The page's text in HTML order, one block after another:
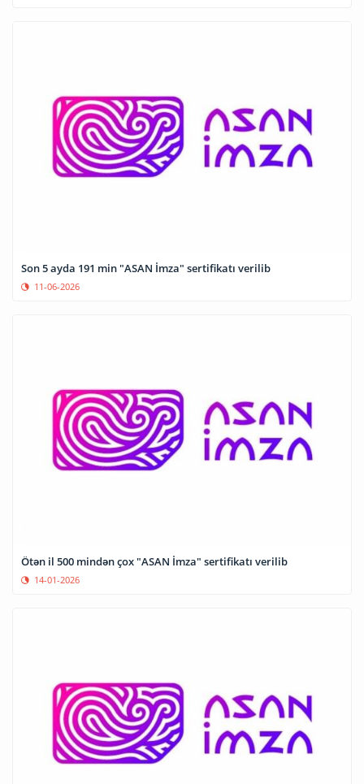
Son 5 ayda 191 min "ASAN İmza" sertifikatı verilib
11-06-2026
Ötən il 500 mindən çox "ASAN İmza" sertifikatı verilib
14-01-2026